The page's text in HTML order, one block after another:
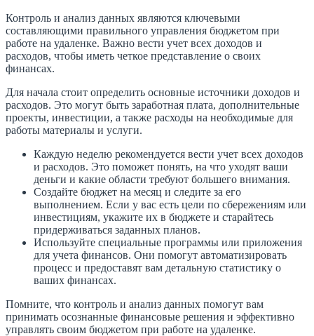
Контроль и анализ данных являются ключевыми
составляющими правильного управления бюджетом при
работе на удаленке. Важно вести учет всех доходов и
расходов, чтобы иметь четкое представление о своих
финансах.
Для начала стоит определить основные источники доходов и
расходов. Это могут быть заработная плата, дополнительные
проекты, инвестиции, а также расходы на необходимые для
работы материалы и услуги.
Каждую неделю рекомендуется вести учет всех доходов
и расходов. Это поможет понять, на что уходят ваши
деньги и какие области требуют большего внимания.
Создайте бюджет на месяц и следите за его
выполнением. Если у вас есть цели по сбережениям или
инвестициям, укажите их в бюджете и старайтесь
придерживаться заданных планов.
Используйте специальные программы или приложения
для учета финансов. Они помогут автоматизировать
процесс и предоставят вам детальную статистику о
ваших финансах.
Помните, что контроль и анализ данных помогут вам
принимать осознанные финансовые решения и эффективно
управлять своим бюджетом при работе на удаленке.